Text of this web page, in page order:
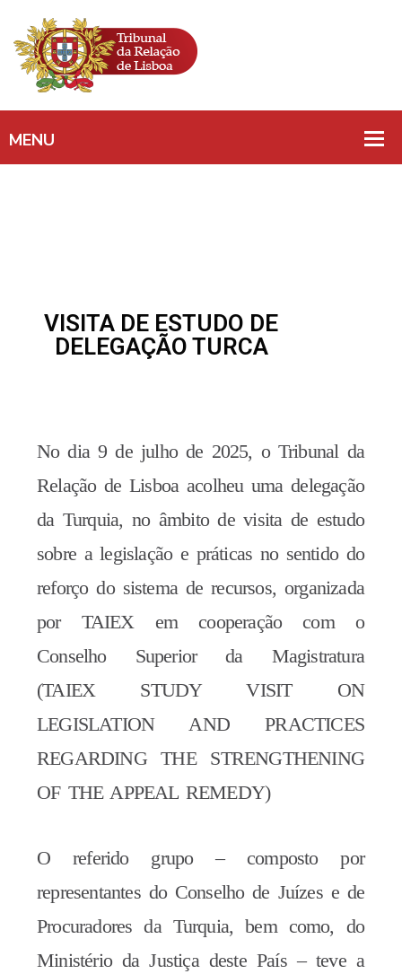
VISITA DE ESTUDO DE
DELEGAÇÃO TURCA
No dia 9 de julho de 2025, o Tribunal da
Relação de Lisboa acolheu uma delegação
da Turquia, no âmbito de visita de estudo
sobre a legislação e práticas no sentido do
reforço do sistema de recursos, organizada
por TAIEX em cooperação com o
Conselho Superior da Magistratura
(TAIEX STUDY VISIT ON
LEGISLATION AND PRACTICES
REGARDING THE STRENGTHENING
OF THE APPEAL REMEDY)
O referido grupo – composto por
representantes do Conselho de Juízes e de
Procuradores da Turquia, bem como, do
Ministério da Justiça deste País – teve a